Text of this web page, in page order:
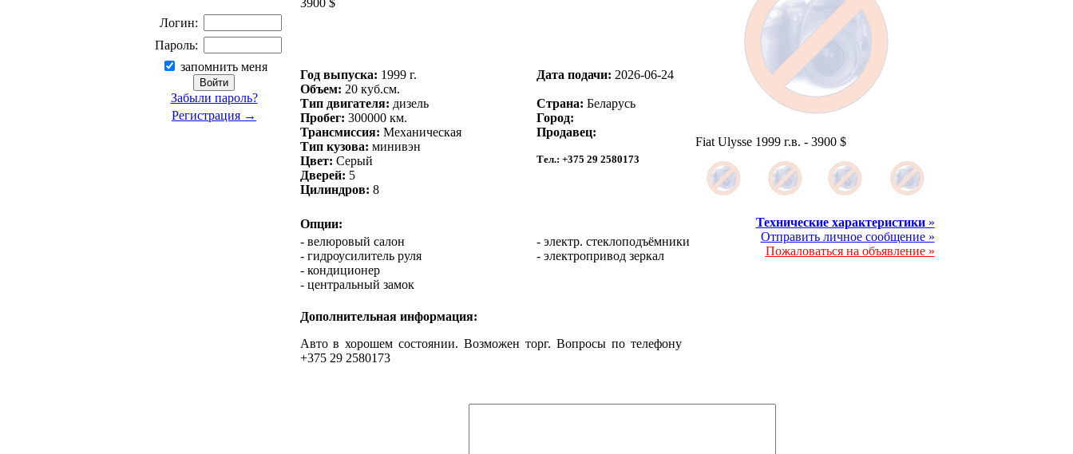
Логин:
Пароль:
запомнить меня
Забыли пароль?
Регистрация →
Год выпуска: 1999 г.
Объем: 20 куб.см.
Тип двигателя: дизель
Пробег: 300000 км.
Трансмиссия: Механическая
Тип кузова: минивэн
Цвет: Серый
Дверей: 5
Цилиндров: 8
Дата подачи: 2026-06-24
Страна: Беларусь
Город:
Продавец:
Тел.: +375 29 2580173
Опции:
- велюровый салон
- гидроусилитель руля
- кондиционер
- центральный замок
- электр. стеклоподъёмники
- электропривод зеркал
Дополнительная информация:
Авто в хорошем состоянии. Возможен торг. Вопросы по телефону
+375 29 2580173
Fiat Ulysse 1999 г.в. - 3900 $
Технические характеристики»
Отправить личное сообщение »
Пожаловаться на объявление »